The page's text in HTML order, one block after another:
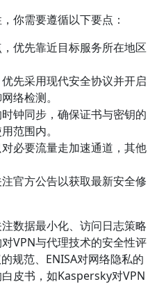
你需要遵循以下要点：
优先靠近目标服务所在地区
先采用现代安全协议并开启
络检测。
钟同步，确保证书与密钥的
范围内。
必要流量走加速通道，其他
官方公告以获取最新安全修
数据最小化、访问日志策略
VPN与代理技术的安全性评
规范、ENISA对网络隐私的
皮书，如Kaspersky对VPN